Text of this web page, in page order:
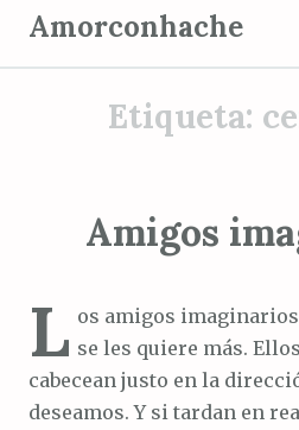
Amorconhache
Etiqueta:
Amigos
L os amigos
se les quiere más.
cabecean justo en la
deseamos. Y si tardan en